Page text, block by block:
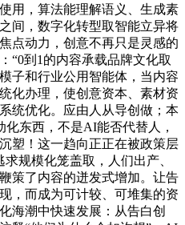
用，算法能理解语义、生成素
间，数字化转型取智能立异将
点动力，创意不再只是灵感的
“0到1的内容承载品牌文化取
子和行业公用智能体，当内容
化办理，使创意资本、素材资
统优化。应由人从导创做；本
东西，不是AI能否代替人，
塑！这一趋向正正在被政策层
规模化笼盖取，人们出产、
策了内容的迸发式增加。让告
，而成为可计较、可堆集的资
海潮中快速发展：从告白创